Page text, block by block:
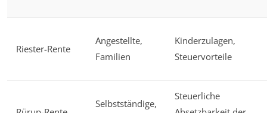
Riester-Rente
Angestellte,
Familien
Kinderzulagen,
Steuervorteile
Selbstständige,
Steuerliche